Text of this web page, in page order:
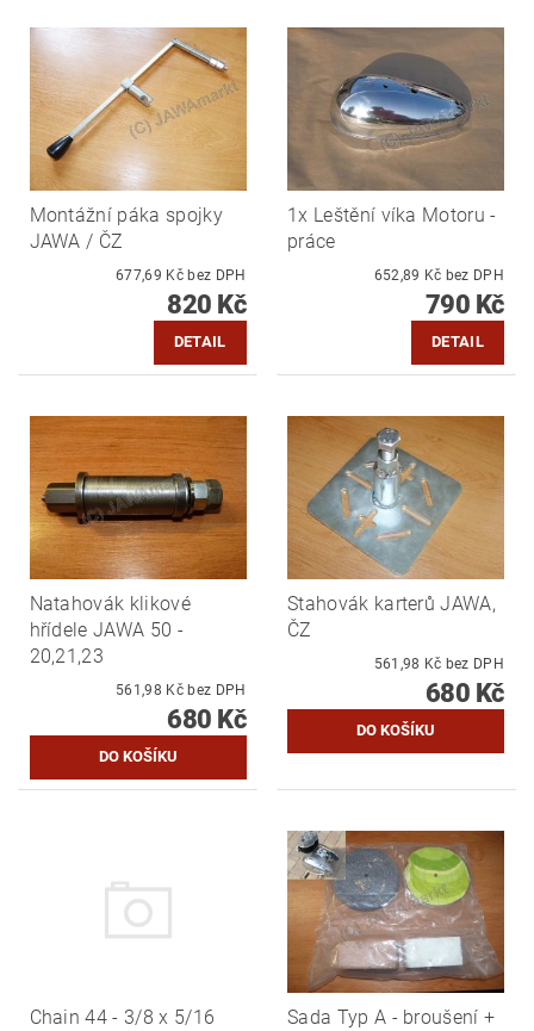
Montážní páka spojky
JAWA / ČZ
677,69 Kč bez DPH
820 Kč
DETAIL
1x Leštění víka Motoru -
práce
652,89 Kč bez DPH
790 Kč
DETAIL
Natahovák klikové
hřídele JAWA 50 -
20,21,23
561,98 Kč bez DPH
680 Kč
Stahovák karterů JAWA,
ČZ
561,98 Kč bez DPH
680 Kč
Chain 44 - 3/8 x 5/16
Sada Typ A - broušení +